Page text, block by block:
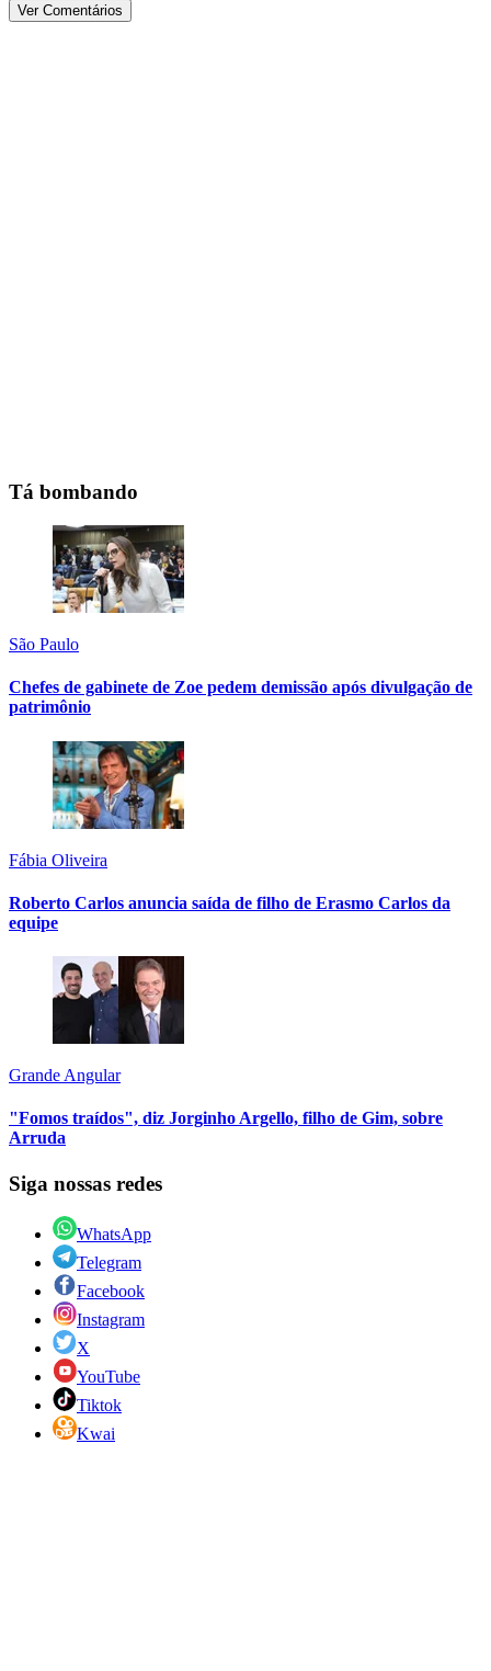
Ver Comentários
Tá bombando
São Paulo
Chefes de gabinete de Zoe pedem demissão após divulgação de
patrimônio
Fábia Oliveira
Roberto Carlos anuncia saída de filho de Erasmo Carlos da
equipe
Grande Angular
"Fomos traídos", diz Jorginho Argello, filho de Gim, sobre
Arruda
Siga nossas redes
WhatsApp
Telegram
Facebook
Instagram
X
YouTube
Tiktok
Kwai